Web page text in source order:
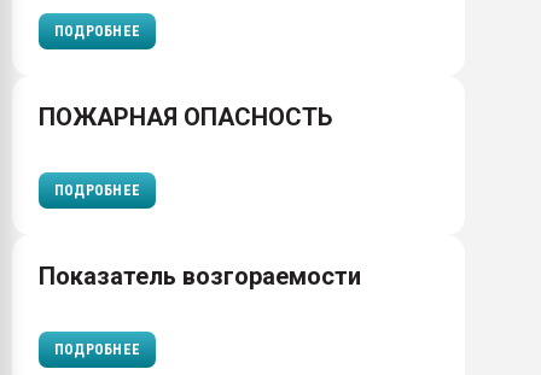
ПОДРОБНЕЕ
ПОЖАРНАЯ ОПАСНОСТЬ
ПОДРОБНЕЕ
Показатель возгораемости
ПОДРОБНЕЕ